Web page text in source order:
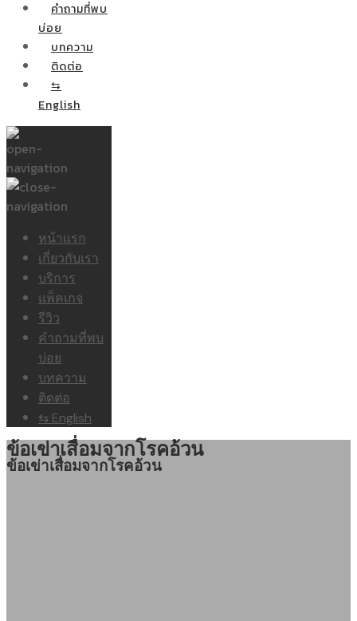
คำถามที่พบ
บ่อย
บทความ
ติดต่อ
⇆
English
หน้าแรก
เกี่ยวกับเรา
บริการ
แพ็คเกจ
รีวิว
คำถามที่พบ
บ่อย
บทความ
ติดต่อ
⇆ English
ข้อเข่าเสื่อมจากโรคอ้วน
ข้อเข่าเสื่อมจากโรคอ้วน